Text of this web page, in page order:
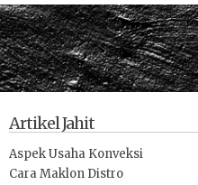
Artikel Jahit
Aspek Usaha Konveksi
Cara Maklon Distro